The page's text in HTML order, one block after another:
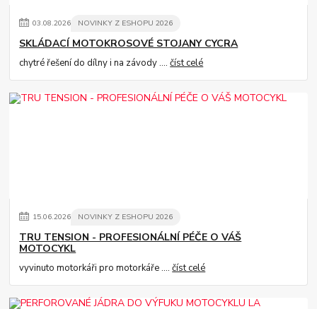
03.08.2026 NOVINKY Z ESHOPU 2026
SKLÁDACÍ MOTOKROSOVÉ STOJANY CYCRA
chytré řešení do dílny i na závody ....číst celé
15.06.2026 NOVINKY Z ESHOPU 2026
TRU TENSION - PROFESIONÁLNÍ PÉČE O VÁŠ
MOTOCYKL
vyvinuto motorkáři pro motorkáře ....číst celé